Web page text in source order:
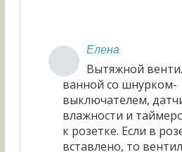
Елена
Вытяжной
ванной со шнурком-
выключателем,
влажности и
к розетке. Если в
вставлено, то